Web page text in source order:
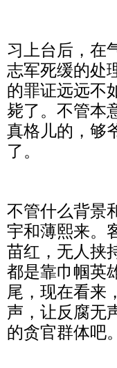
习上台后，在
志军死缓的处
的罪证远远不
毙了。不管本
真格儿的，够
了。
不管什么背景
宇和薄熙来。
苗红，无人挟
都是靠巾帼英
尾，现在看来
声，让反腐无
的贪官群体吧。